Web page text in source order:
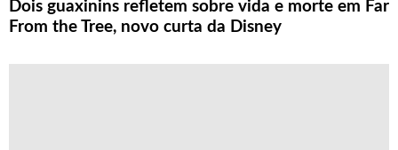
Dois guaxinins refletem sobre vida e morte em Far
From the Tree, novo curta da Disney